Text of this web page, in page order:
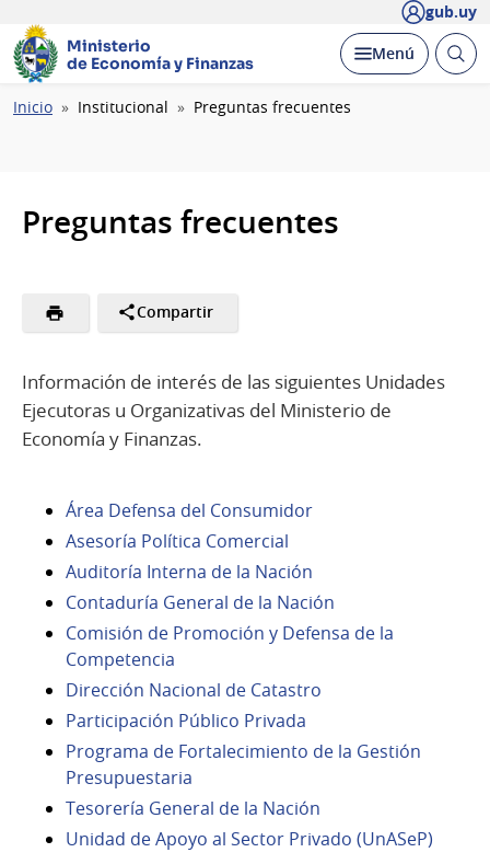
gub.uy
Ministerio
de Economía y Finanzas
Desplegar
Menú Abrir
Ruta
Inicio Institucional Preguntas frecuentes
Preguntas frecuentes
Compartir
Información de interés de las siguientes Unidades
Ejecutoras u Organizativas del Ministerio de
Economía y Finanzas.
Área Defensa del Consumidor
Asesoría Política Comercial
Auditoría Interna de la Nación
Contaduría General de la Nación
Comisión de Promoción y Defensa de la
Competencia
Dirección Nacional de Catastro
Participación Público Privada
Programa de Fortalecimiento de la Gestión
Presupuestaria
Tesorería General de la Nación
Unidad de Apoyo al Sector Privado (UnASeP)